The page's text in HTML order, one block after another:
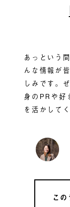
あっという
んな情報が
しみです。
身のPRや
を活かして
こ
こ